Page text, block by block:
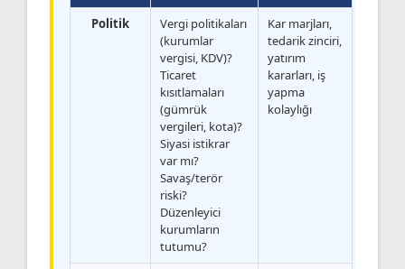
Politik
Vergi politikaları
(kurumlar
vergisi, KDV)?
Ticaret
kısıtlamaları
(gümrük
vergileri, kota)?
Siyasi istikrar
var mı?
Savaş/terör
riski?
Düzenleyici
kurumların
tutumu?
Kar marjları,
tedarik zinciri,
yatırım
kararları, iş
yapma
kolaylığı